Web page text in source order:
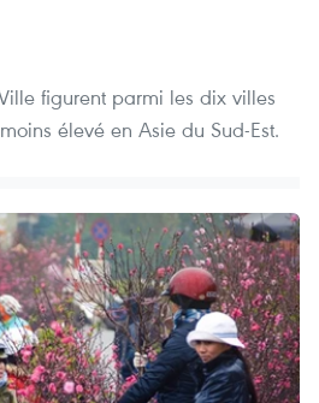
figurent parmi les dix villes
élevé en Asie du Sud-Est.